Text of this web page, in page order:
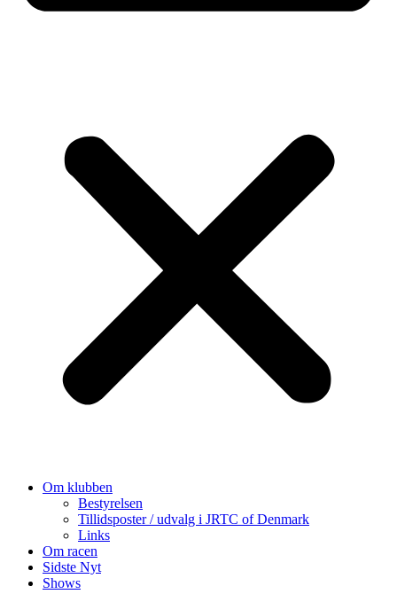
Om klubben
Bestyrelsen
Tillidsposter / udvalg i JRTC of Denmark
Links
Om racen
Sidste Nyt
Shows